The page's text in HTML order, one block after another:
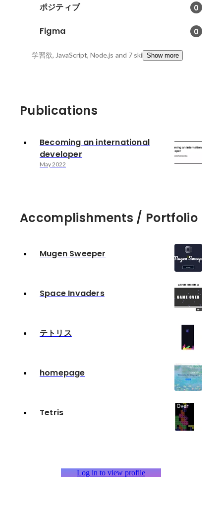
ポジティブ 0
Figma 0
学習欲, JavaScript, Node.js and 7 skillsShow more
Publications
Becoming an international
developer
May 2022
Accomplishments / Portfolio
Mugen Sweeper
Space Invaders
テトリス
homepage
Tetris
Log in to view profile